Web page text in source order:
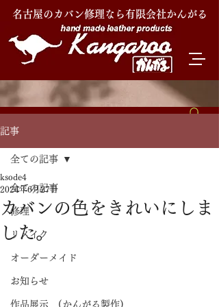
名古屋のカバン修理なら有限会社かんがる
記事
全ての記事
修理
リメイク
オーダーメイド
お知らせ
作品展示 (かんがる製作)
全ての記事
カバンの色をきれいにしま
した。
ksode4
2024年6月27日